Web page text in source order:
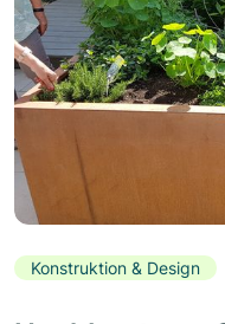
Konstruktion & Design